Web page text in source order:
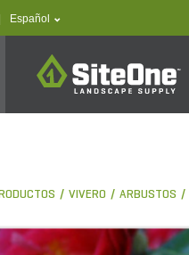
text.language
Español
SiteOne
VIVERO ARBUSTOS